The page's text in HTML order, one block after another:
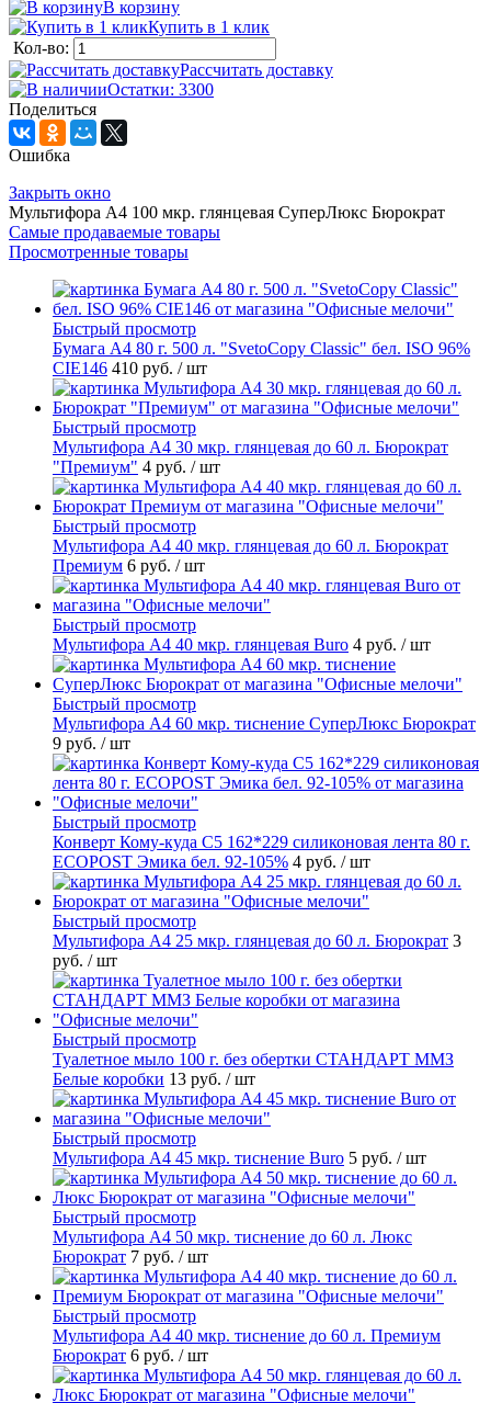
В корзину
Купить в 1 клик
Кол-во:
Рассчитать доставку
Остатки: 3300
Поделиться
Ошибка
Закрыть окно
Мультифора А4 100 мкр. глянцевая СуперЛюкс Бюрократ
Самые продаваемые товары
Просмотренные товары
Быстрый просмотр
Бумага А4 80 г. 500 л. "SvetoCopy Classic" бел. ISO 96%
CIE146 410 руб. / шт
Быстрый просмотр
Мультифора А4 30 мкр. глянцевая до 60 л. Бюрократ
"Премиум" 4 руб. / шт
Быстрый просмотр
Мультифора А4 40 мкр. глянцевая до 60 л. Бюрократ
Премиум 6 руб. / шт
Быстрый просмотр
Мультифора А4 40 мкр. глянцевая Buro 4 руб. / шт
Быстрый просмотр
Мультифора А4 60 мкр. тиснение СуперЛюкс Бюрократ
9 руб. / шт
Быстрый просмотр
Конверт Кому-куда С5 162*229 силиконовая лента 80 г.
ECOPOST Эмика бел. 92-105% 4 руб. / шт
Быстрый просмотр
Мультифора А4 25 мкр. глянцевая до 60 л. Бюрократ 3
руб. / шт
Быстрый просмотр
Туалетное мыло 100 г. без обертки СТАНДАРТ ММЗ
Белые коробки 13 руб. / шт
Быстрый просмотр
Мультифора А4 45 мкр. тиснение Buro 5 руб. / шт
Быстрый просмотр
Мультифора А4 50 мкр. тиснение до 60 л. Люкс
Бюрократ 7 руб. / шт
Быстрый просмотр
Мультифора А4 40 мкр. тиснение до 60 л. Премиум
Бюрократ 6 руб. / шт